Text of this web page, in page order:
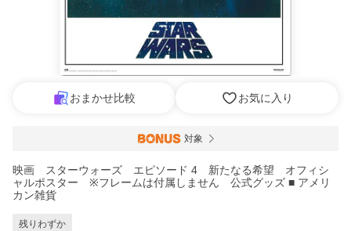
おまかせ比較 お気に入り
対象
映画 スターウォーズ エピソード 4 新たなる希望 オフィシ
ャルポスター ※フレームは付属しません 公式グッズ ■ アメリ
カン雑貨
残りわずか